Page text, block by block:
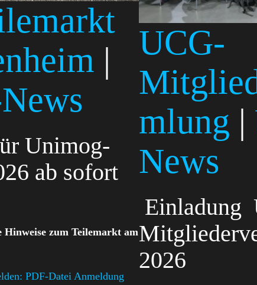
|
Unimog-
ab sofort
zum Teilemarkt am
PDF-Datei Anmeldung
UCG-
mlung |
News
Einladung
2026